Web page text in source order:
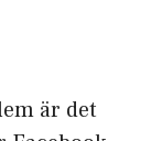
är det